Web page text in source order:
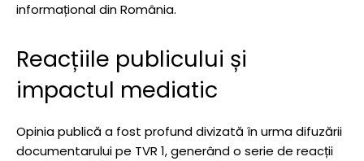
informațional din România.
Reacțiile publicului și
impactul mediatic
Opinia publică a fost profund divizată în urma difuzării
documentarului pe TVR 1, generând o serie de reacții